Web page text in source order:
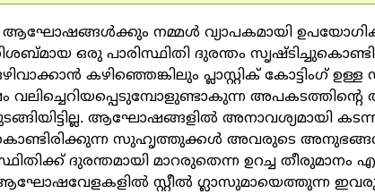
ആഘോഷങ്ങള്‍ക്കും നമ്മള്‍ വ്യാപകമായി
ഒരു പാരിസ്ഥിതി ദുരന്തം
കഴിഞ്ഞെങ്കിലും പ്ലാസ്റ്റിക് കോട്ടിംഗ്
അപകടത്തിന്റെ
ആഘോഷങ്ങളില്‍ അനാവശ്യമായി
സുഹൃത്തുക്കള്‍ അവരുടെ
ദുരന്തമായി മാറരുതെന്ന ഉറച്ച തീരുമാനം
സ്റ്റീല്‍ ഗ്ലാസുമായെത്തുന്ന